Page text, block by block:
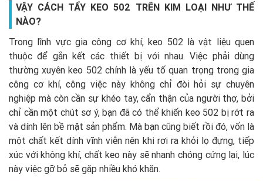
VẬY CÁCH TẨY KEO 502 TRÊN KIM LOẠI NHƯ THẾ
NÀO?
Trong lĩnh vực gia công cơ khí, keo 502 là vật liệu quen
thuộc để gắn kết các thiết bị với nhau. Việc phải dùng
thường xuyên keo 502 chính là yếu tố quan trọng trong gia
công cơ khí, công việc này không chỉ đòi hỏi sự chuyên
nghiệp mà còn cần sự khéo tay, cẩn thận của người thợ, bởi
chỉ cần một chút sơ ý, bạn đã có thể khiến keo 502 bị rớt ra
và dính lên bề mặt sản phẩm. Mà bạn cũng biết rồi đó, vốn là
một chất kết dính vĩnh viễn nên khi rơi ra khỏi lọ đựng, tiếp
xúc với không khí, chất keo này sẽ nhanh chóng cứng lại, lúc
này việc gỡ bỏ sẽ gặp nhiều khó khăn.